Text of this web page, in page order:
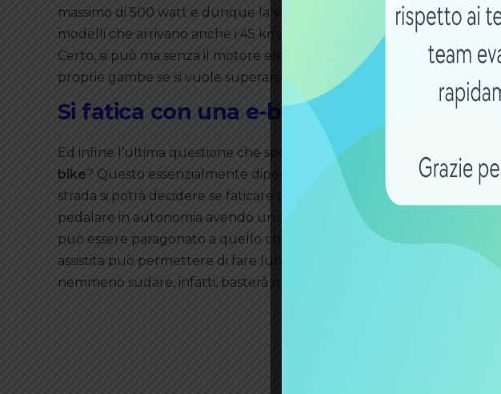
massimo di 500 watt e dunque la
velocità di una e-bikein America
modelli che arrivano anche i 45 km/h, ma sono chiamati “pedelec”.
Certo, si può ma senza il motore elettrico che supporta la pedalata.
proprie gambe se si vuole superare queste velocità.
Si fatica con una e-bike?
Ed infine l’ultima questione che spesso ci si pone riguardo a questo
bike? Questo essenzialmente dipende da se e quanto si vuole
strada si potrà decidere se faticare o meno. Se lo si desidera, si può
pedalare in autonomia avendo un aiuto minimo. In questo modo si
può essere paragonato a quello che si fa con una bicicletta
assistita può permettere di fare lunghe pedalate ma senza stancarsi.
nemmeno sudare, infatti, basterà mettere il motore alla massima